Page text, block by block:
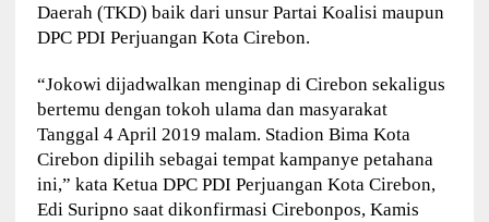
Daerah (TKD) baik dari unsur Partai Koalisi maupun
DPC PDI Perjuangan Kota Cirebon.
“Jokowi dijadwalkan menginap di Cirebon sekaligus
bertemu dengan tokoh ulama dan masyarakat
Tanggal 4 April 2019 malam. Stadion Bima Kota
Cirebon dipilih sebagai tempat kampanye petahana
ini,” kata Ketua DPC PDI Perjuangan Kota Cirebon,
Edi Suripno saat dikonfirmasi Cirebonpos, Kamis